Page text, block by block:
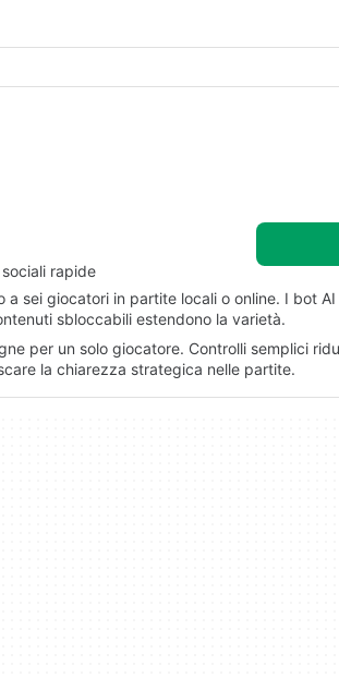
rapide
sei giocatori in partite locali o online. I bot
sbloccabili estendono la varietà.
per un solo giocatore. Controlli semplici
la chiarezza strategica nelle partite.